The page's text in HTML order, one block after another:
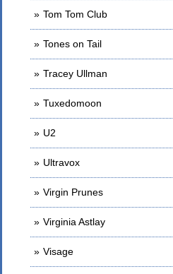
Tom Tom Club
Tones on Tail
Tracey Ullman
Tuxedomoon
U2
Ultravox
Virgin Prunes
Virginia Astlay
Visage